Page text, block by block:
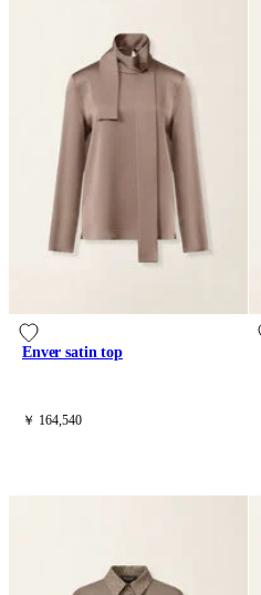
Enver satin top
￥ 164,540